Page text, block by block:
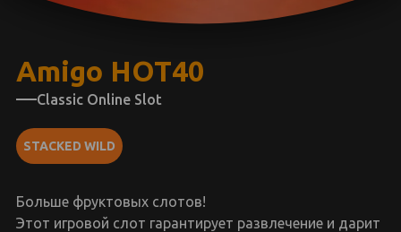
Amigo HOT40
Classic Online Slot
STACKED WILD
Больше фруктовых слотов!
Этот игровой слот гарантирует развлечение и дарит